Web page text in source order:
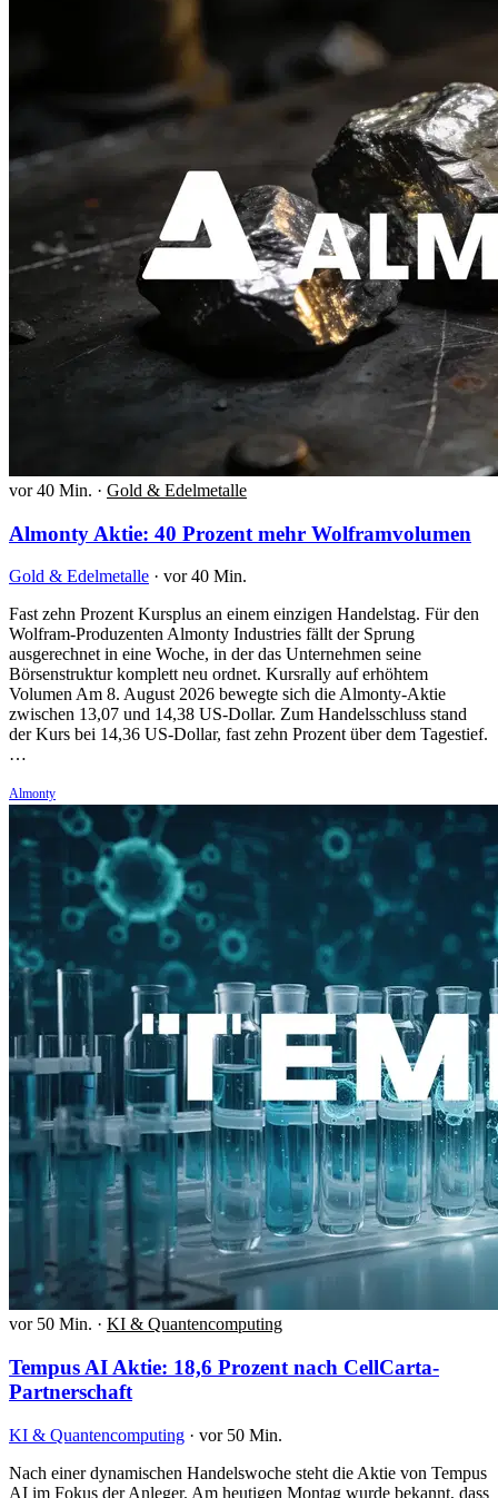
vor 40 Min. · Gold & Edelmetalle
Almonty Aktie: 40 Prozent mehr Wolframvolumen
Gold & Edelmetalle · vor 40 Min.
Fast zehn Prozent Kursplus an einem einzigen Handelstag. Für den
Wolfram-Produzenten Almonty Industries fällt der Sprung
ausgerechnet in eine Woche, in der das Unternehmen seine
Börsenstruktur komplett neu ordnet. Kursrally auf erhöhtem
Volumen Am 8. August 2026 bewegte sich die Almonty-Aktie
zwischen 13,07 und 14,38 US-Dollar. Zum Handelsschluss stand
der Kurs bei 14,36 US-Dollar, fast zehn Prozent über dem Tagestief.
…
Almonty
vor 50 Min. · KI & Quantencomputing
Tempus AI Aktie: 18,6 Prozent nach CellCarta-
Partnerschaft
KI & Quantencomputing · vor 50 Min.
Nach einer dynamischen Handelswoche steht die Aktie von Tempus
AI im Fokus der Anleger. Am heutigen Montag wurde bekannt, dass